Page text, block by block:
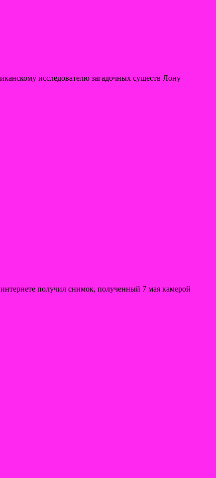
исследователю загадочных существ Лону
получил снимок, полученный 7 мая камерой